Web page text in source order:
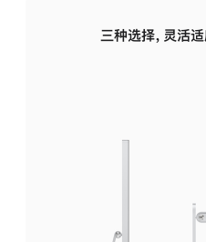
三种选择，灵活